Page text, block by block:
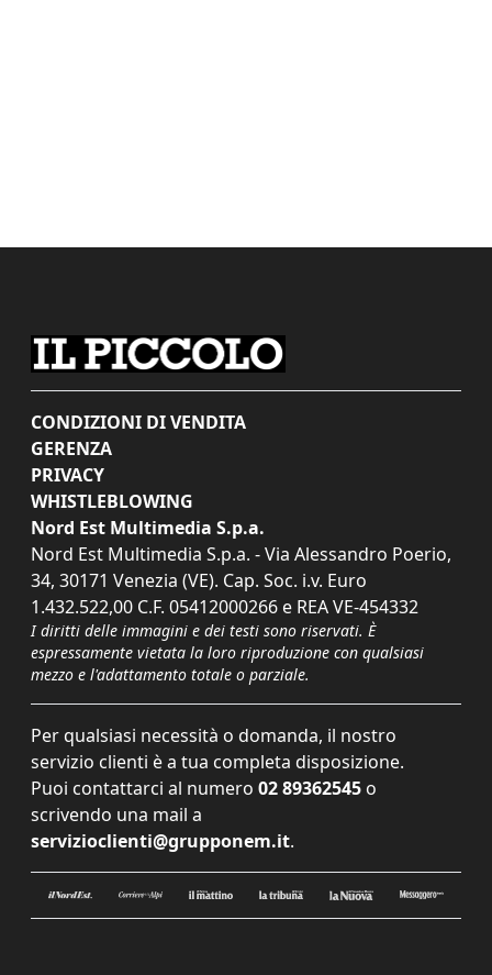
CONDIZIONI DI VENDITA
GERENZA
PRIVACY
WHISTLEBLOWING
Nord Est Multimedia S.p.a.
Nord Est Multimedia S.p.a. - Via Alessandro Poerio,
34, 30171 Venezia (VE). Cap. Soc. i.v. Euro
1.432.522,00 C.F. 05412000266 e REA VE-454332
I diritti delle immagini e dei testi sono riservati. È
espressamente vietata la loro riproduzione con qualsiasi
mezzo e l'adattamento totale o parziale.
Per qualsiasi necessità o domanda, il nostro
servizio clienti è a tua completa disposizione.
Puoi contattarci al numero 02 89362545 o
scrivendo una mail a
servizioclienti@grupponem.it.